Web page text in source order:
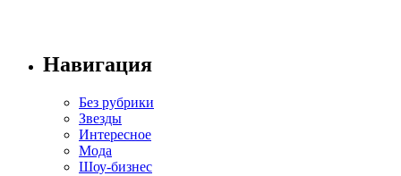
Навигация
Без рубрики
Звезды
Интересное
Мода
Шоу-бизнес